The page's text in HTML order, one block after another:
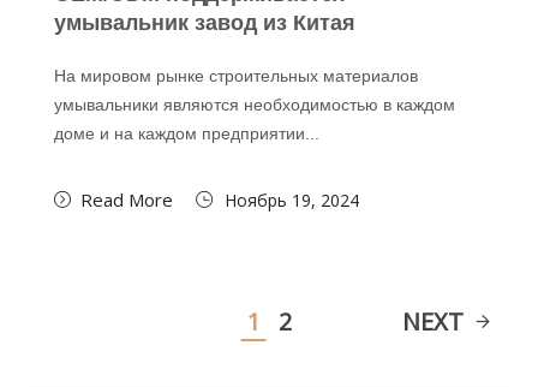
умывальник завод из Китая
На мировом рынке строительных материалов
умывальники являются необходимостью в каждом
доме и на каждом предприятии...
Read More Ноябрь 19, 2024
1 2 NEXT